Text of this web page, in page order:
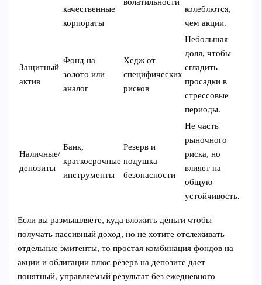
качественные
корпораты
колеблются,
чем акции.
Защитный
актив
Фонд на
золото или
аналог
Хедж от
специфических
рисков
Небольшая
доля, чтобы
сгладить
просадки в
стрессовые
периоды.
Наличные/
депозиты
Банк,
краткосрочные
инструменты
Резерв и
подушка
безопасности
Не часть
рыночного
риска, но
влияет на
общую
устойчивость.
Если вы размышляете, куда вложить деньги чтобы
получать пассивный доход, но не хотите отслеживать
отдельные эмитенты, то простая комбинация фондов на
акции и облигации плюс резерв на депозите дает
понятный, управляемый результат без ежедневного